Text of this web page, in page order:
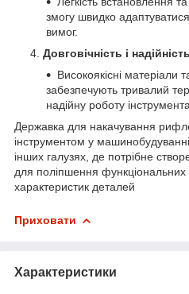
змогу швидко
вимог.
Довговічність і надійність
Високоякісні матеріали
забезпечують тривалий
надійну роботу інструмента.
Державка для накачування
інструментом у
інших галузях, де потрібне
для поліпшення функціональних
характеристик деталей
Приховати
Характеристики